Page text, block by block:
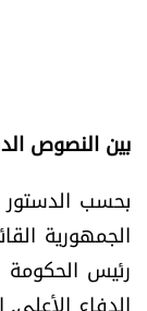
فصل من كتاب
اقرأ تضحك
كاميرا
بين النصوص
الجمهورية
رئيس